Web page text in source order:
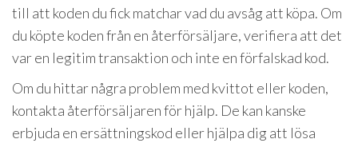
till att koden du fick matchar vad du avsåg att köpa. Om
du köpte koden från en återförsäljare, verifiera att det
var en legitim transaktion och inte en förfalskad kod.
Om du hittar några problem med kvittot eller koden,
kontakta återförsäljaren för hjälp. De kan kanske
erbjuda en ersättningskod eller hjälpa dig att lösa